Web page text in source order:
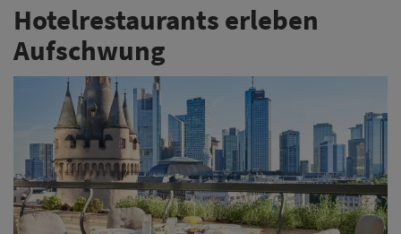
Hotelrestaurants erleben
Aufschwung